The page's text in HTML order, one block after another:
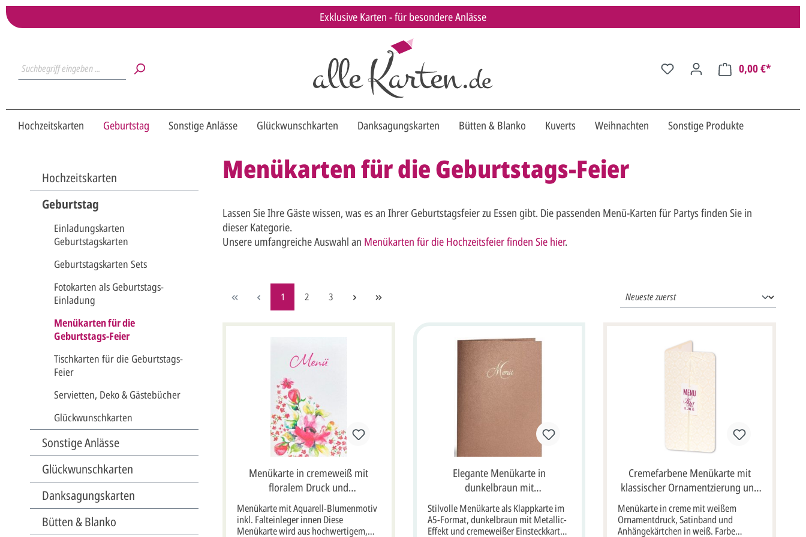
Exklusive Karten - für besondere Anlässe
0,00 €*
Hochzeitskarten Geburtstag Sonstige Anlässe Glückwunschkarten Danksagungskarten Bütten & Blanko Kuverts Weihnachten Sonstige Produkte
Hochzeitskarten
Geburtstag
Einladungskarten
Geburtstagskarten
Geburtstagskarten Sets
Fotokarten als Geburtstags-
Einladung
Menükarten für die
Geburtstags-Feier
Tischkarten für die Geburtstags-
Feier
Servietten, Deko & Gästebücher
Glückwunschkarten
Sonstige Anlässe
Glückwunschkarten
Danksagungskarten
Bütten & Blanko
Menükarten für die Geburtstags-Feier
Lassen Sie Ihre Gäste wissen, was es an Ihrer Geburtstagsfeier zu Essen gibt. Die passenden Menü-Karten für Partys finden Sie in
dieser Kategorie.
Unsere umfangreiche Auswahl an Menükarten für die Hochzeitsfeier finden Sie hier.
1 2 3
Menükarte in cremeweiß mit
floralem Druck und
Falteinlegeblatt innen
Menükarte mit Aquarell-Blumenmotiv
inkl. Falteinleger innen Diese
Menükarte wird aus hochwertigem,
Elegante Menükarte in
dunkelbraun mit
Goldfolienprägung "Menü" im
Format DIN A5 mit cremeweißer
Einsteckkarte
Stilvolle Menükarte als Klappkarte im
A5-Format, dunkelbraun mit Metallic-
Effekt und cremeweißer Einsteckkarte
Cremefarbene Menükarte mit
klassischer Ornamentzierung und
Satinband
Menükarte in creme mit weißem
Ornamentdruck, Satinband und
Anhängekärtchen in weiß. Farbe